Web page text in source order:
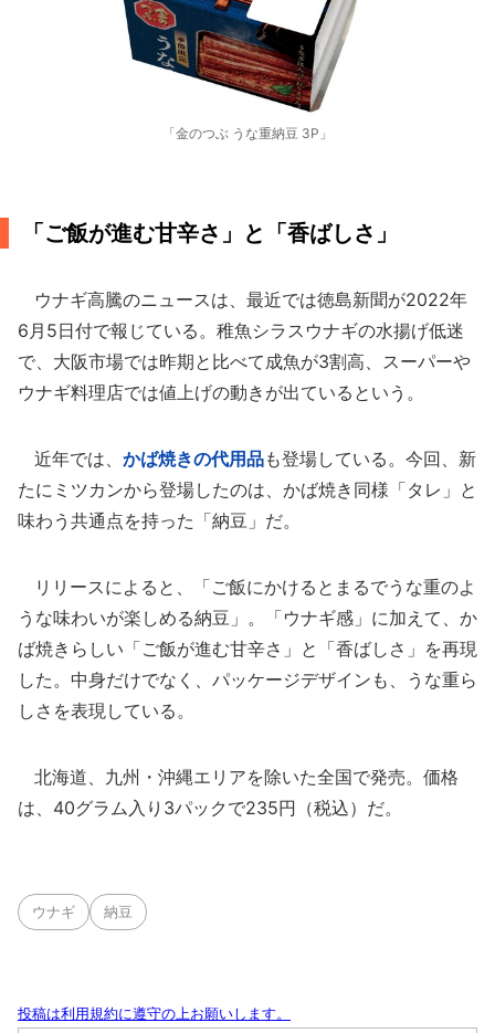
「金のつぶ うな重納豆 3P」
「ご飯が進む甘辛さ」と「香ばしさ」
ウナギ高騰のニュースは、最近では徳島新聞が2022年
6月5日付で報じている。稚魚シラスウナギの水揚げ低迷
で、大阪市場では昨期と比べて成魚が3割高、スーパーや
ウナギ料理店では値上げの動きが出ているという。
近年では、 かば焼きの代用品も登場している。今回、新
たにミツカンから登場したのは、かば焼き同様「タレ」と
味わう共通点を持った「納豆」だ。
リリースによると、「ご飯にかけるとまるでうな重のよ
うな味わいが楽しめる納豆」。「ウナギ感」に加えて、か
ば焼きらしい「ご飯が進む甘辛さ」と「香ばしさ」を再現
した。中身だけでなく、パッケージデザインも、うな重ら
しさを表現している。
北海道、九州・沖縄エリアを除いた全国で発売。価格
は、40グラム入り3パックで235円（税込）だ。
ウナギ 納豆